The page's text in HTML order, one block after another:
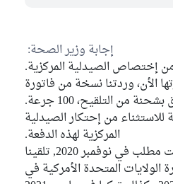
إجابة وزير الصحة:
إختصاص الصيدلية المركزية.
الأن، وردتنا نسخة من فاتورة
من التلقيح، 100 جرعة.
للاستثناء من إحتكار الصيدلية
المركزية لهذه الدفعة.
نفس السفارة قدمت مطلب في نوفمبر 2020, تلقينا
المتحدة الأمركية في